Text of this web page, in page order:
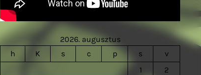
2026. augusztus
h
K s c p s
v
1
2